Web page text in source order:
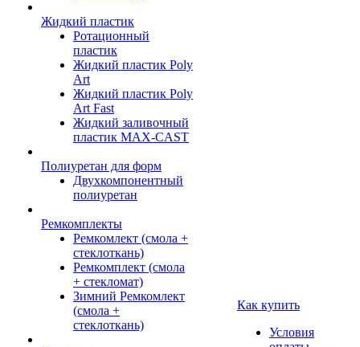
Жидкий пластик
Ротационный
пластик
Жидкий пластик Poly
Art
Жидкий пластик Poly
Art Fast
Жидкий заливочный
пластик MAX-CAST
Полиуретан для форм
Двухкомпонентный
полиуретан
Ремкомплекты
Ремкомлект (смола +
стеклоткань)
Ремкомплект (смола
+ стекломат)
Зимний Ремкомлект
(смола +
стеклоткань)
Как купить
Условия